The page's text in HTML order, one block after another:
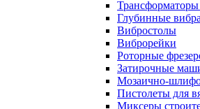
Трансформаторы
Глубинные
Вибростолы
Виброрейки
Роторные
Затирочные
Мозаично-
Пистолеты для
Миксеры